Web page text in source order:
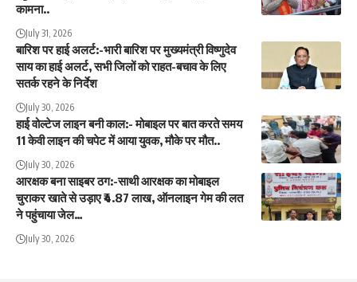
कामना..
July 31, 2026
बारिश पर हाई अलर्ट:-भारी बारिश पर मुख्यमंत्री विष्णुदेव
साय का हाई अलर्ट, सभी जिलों को राहत-बचाव के लिए
सतर्क रहने के निर्देश
July 30, 2026
हाई वोल्टेज लाइन बनी काल:- मोबाइल पर बात करते समय
11 केवी लाइन की चपेट में आया युवक, मौके पर मौत..
July 30, 2026
आरक्षक बना साइबर ठग:-साथी आरक्षक का मोबाइल
चुराकर खाते से उड़ाए ₹4.87 लाख, ऑनलाइन गेम की लत
ने पहुंचाया जेल…
July 30, 2026